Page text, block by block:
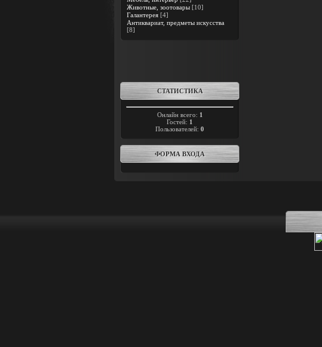
Животные, зоотовары [10]
Галантерея [4]
Антиквариат, предметы искусства
[8]
СТАТИСТИКА
Онлайн всего: 1
Гостей: 1
Пользователей: 0
ФОРМА ВХОДА